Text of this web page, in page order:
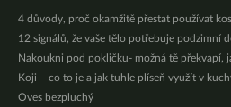
4 důvody, proč okamžitě přestat používat
12 signálů, že vaše tělo potřebuje podzimní
Nakoukni pod pokličku- možná tě překvapí,
Koji – co to je a jak tuhle plíseň využít v
Oves bezpluchý